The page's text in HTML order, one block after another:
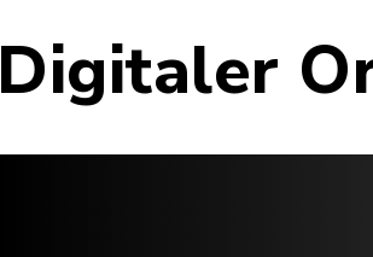
Digitaler